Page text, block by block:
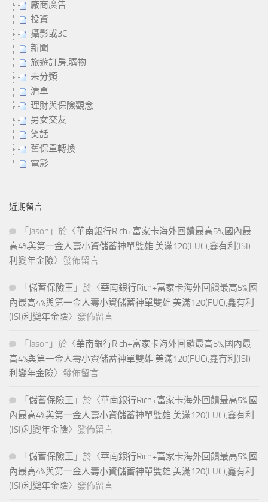
廠商廣告
投資
攝影或3C
新聞
旅遊訂房,購物
未分類
清單
理財與保險觀念
男女交友
笑話
舊保單轉換
電影
近期留言
「 Jason 」於〈華南銀行Rich+富家卡海外回饋最高5%,國內最
高4%與第一金人壽小資儲蓄神單雙雄:美滿120(FUC),鑫有利(ISI)
利變年金險〉發佈留言
「 儲蓄保險王 」於〈華南銀行Rich+富家卡海外回饋最高5%,國
內最高4%與第一金人壽小資儲蓄神單雙雄:美滿120(FUC),鑫有利
(ISI)利變年金險〉發佈留言
「 Jason 」於〈華南銀行Rich+富家卡海外回饋最高5%,國內最
高4%與第一金人壽小資儲蓄神單雙雄:美滿120(FUC),鑫有利(ISI)
利變年金險〉發佈留言
「 儲蓄保險王 」於〈華南銀行Rich+富家卡海外回饋最高5%,國
內最高4%與第一金人壽小資儲蓄神單雙雄:美滿120(FUC),鑫有利
(ISI)利變年金險〉發佈留言
「 儲蓄保險王 」於〈華南銀行Rich+富家卡海外回饋最高5%,國
內最高4%與第一金人壽小資儲蓄神單雙雄:美滿120(FUC),鑫有利
(ISI)利變年金險〉發佈留言